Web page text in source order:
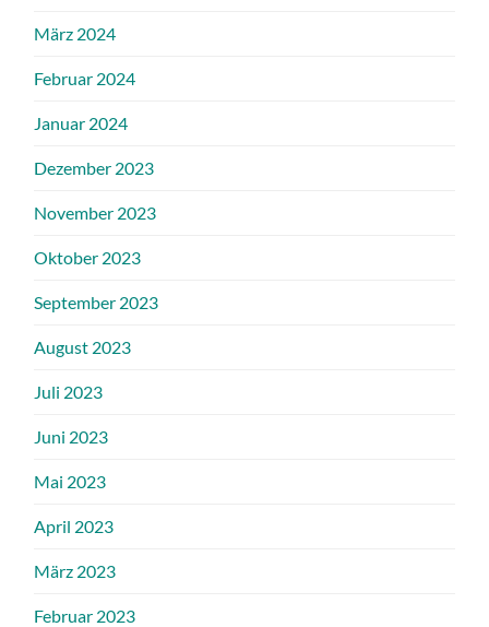
März 2024
Februar 2024
Januar 2024
Dezember 2023
November 2023
Oktober 2023
September 2023
August 2023
Juli 2023
Juni 2023
Mai 2023
April 2023
März 2023
Februar 2023